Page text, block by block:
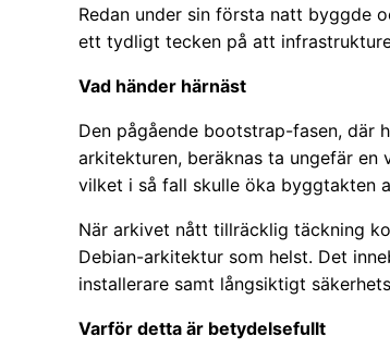
Redan under sin första natt byggde
ett tydligt tecken på att
Vad händer härnäst
Den pågående bootstrap-fasen, där
arkitekturen, beräknas ta ungefär
vilket i så fall skulle öka byggtakten
När arkivet nått tillräcklig täckning
Debian-arkitektur som helst. Det
installerare samt långsiktigt
Varför detta är betydelsefullt